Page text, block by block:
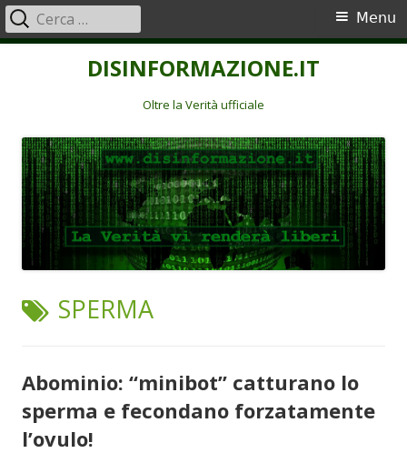
DISINFORMAZIONE.IT
Oltre la Verità ufficiale
Menu
principale
Menu
Ricerca
per:
TAG:
SPERMA
Abominio: “minibot” catturano lo
sperma e fecondano forzatamente
l’ovulo!